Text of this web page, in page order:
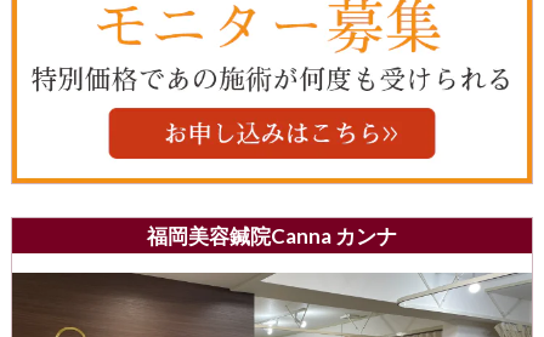
福岡美容鍼院Canna カンナ